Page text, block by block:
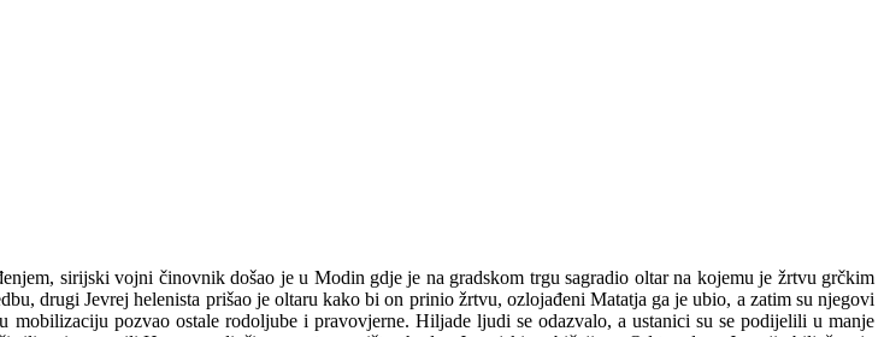
sirijski vojni činovnik došao je u Modin gdje je na gradskom trgu sagradio oltar na kojemu je žrtvu grčkim
drugi Jevrej helenista prišao je oltaru kako bi on prinio žrtvu, ozlojađeni Matatja ga je ubio, a zatim su njegovi
pozvao ostale rodoljube i pravovjerne. Hiljade ljudi se odazvalo, a ustanici su se podijelili u manje